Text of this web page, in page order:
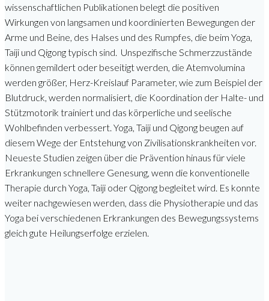
wissenschaftlichen Publikationen belegt die positiven
Wirkungen von langsamen und koordinierten Bewegungen der
Arme und Beine, des Halses und des Rumpfes, die beim Yoga,
Taiji und Qigong typisch sind. Unspezifische Schmerzzustände
können gemildert oder beseitigt werden, die Atemvolumina
werden größer, Herz-Kreislauf Parameter, wie zum Beispiel der
Blutdruck, werden normalisiert, die Koordination der Halte- und
Stützmotorik trainiert und das körperliche und seelische
Wohlbefinden verbessert. Yoga, Taiji und Qigong beugen auf
diesem Wege der Entstehung von Zivilisationskrankheiten vor.
Neueste Studien zeigen über die Prävention hinaus für viele
Erkrankungen schnellere Genesung, wenn die konventionelle
Therapie durch Yoga, Taiji oder Qigong begleitet wird. Es konnte
weiter nachgewiesen werden, dass die Physiotherapie und das
Yoga bei verschiedenen Erkrankungen des Bewegungssystems
gleich gute Heilungserfolge erzielen.